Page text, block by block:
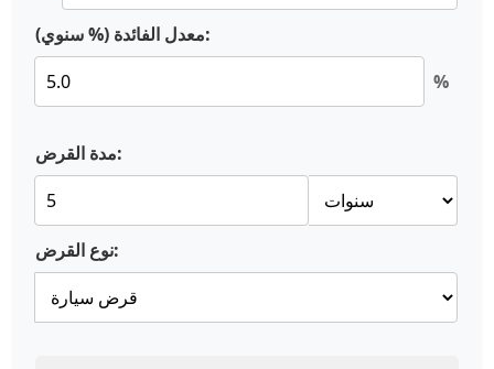
معدل الفائدة (% سنوي):
%
مدة القرض:
نوع القرض: